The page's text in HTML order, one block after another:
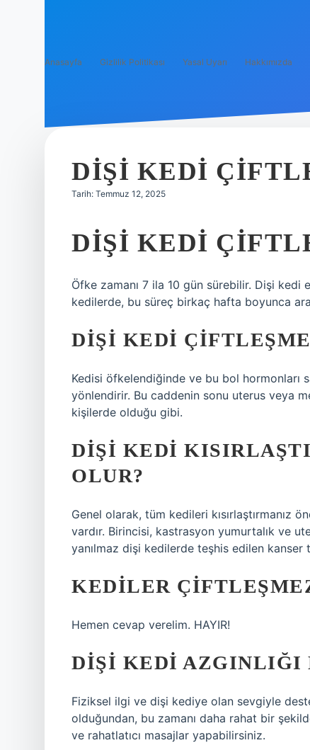
Anasayfa Gizlilik Politikası Yasal Uyarı Hakkımızda
DIŞI KEDI
Tarih: Temmuz 12, 2025
DIŞI KEDI
Öfke zamanı 7 ila 10 gün sürebilir. Dişi kedi
kedilerde, bu süreç birkaç hafta boyunca
DIŞI KEDI
Kedisi öfkelendiğinde ve bu bol hormonları
yönlendirir. Bu caddenin sonu uterus veya
kişilerde olduğu gibi.
DIŞI KEDI
OLUR?
Genel olarak, tüm kedileri kısırlaştırmanız
vardır. Birincisi, kastrasyon yumurtalık ve
yanılmaz dişi kedilerde teşhis edilen kanser
KEDILER
Hemen cevap verelim. HAYIR!
DIŞI KEDI AZGINLIĞI
Fiziksel ilgi ve dişi kediye olan sevgiyle
olduğundan, bu zamanı daha rahat bir
ve rahatlatıcı masajlar yapabilirsiniz.